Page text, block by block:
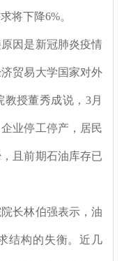
将下降6%。
因是新冠肺炎疫情
贸易大学国家对外
授董秀成说， 3月
业停工停产，居民
且前期石油库存已
长林伯强表示，油
结构的失衡。近几